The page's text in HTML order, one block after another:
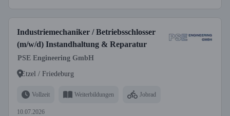
Industriemechaniker / Betriebsschlosser
(m/w/d) Instandhaltung & Reparatur
PSE Engineering GmbH
Etzel / Friedeburg
Vollzeit Weiterbildungen Jobrad
10.07.2026